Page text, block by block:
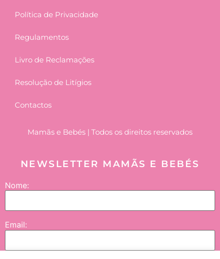
Política de Privacidade
Regulamentos
Livro de Reclamações
Resolução de Litígios
Contactos
Mamãs e Bebés | Todos os direitos reservados
NEWSLETTER MAMÃS E BEBÉS
Nome:
Email: